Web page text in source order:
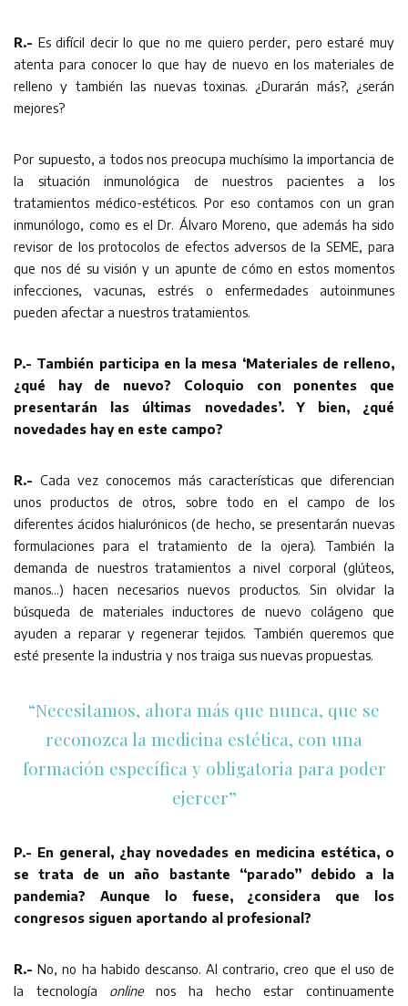
R.- Es difícil decir lo que no me quiero perder, pero estaré muy
atenta para conocer lo que hay de nuevo en los materiales de
relleno y también las nuevas toxinas. ¿Durarán más?, ¿serán
mejores?
Por supuesto, a todos nos preocupa muchísimo la importancia de
la situación inmunológica de nuestros pacientes a los
tratamientos médico-estéticos. Por eso contamos con un gran
inmunólogo, como es el Dr. Álvaro Moreno, que además ha sido
revisor de los protocolos de efectos adversos de la SEME, para
que nos dé su visión y un apunte de cómo en estos momentos
infecciones, vacunas, estrés o enfermedades autoinmunes
pueden afectar a nuestros tratamientos.
P.- También participa en la mesa ‘Materiales de relleno,
¿qué hay de nuevo? Coloquio con ponentes que
presentarán las últimas novedades’. Y bien, ¿qué
novedades hay en este campo?
R.-Cada vez conocemos más características que diferencian
unos productos de otros, sobre todo en el campo de los
diferentes ácidos hialurónicos (de hecho, se presentarán nuevas
formulaciones para el tratamiento de la ojera). También la
demanda de nuestros tratamientos a nivel corporal (glúteos,
manos…) hacen necesarios nuevos productos. Sin olvidar la
búsqueda de materiales inductores de nuevo colágeno que
ayuden a reparar y regenerar tejidos. También queremos que
esté presente la industria y nos traiga sus nuevas propuestas.
“Necesitamos, ahora más que nunca, que se
reconozca la medicina estética, con una
formación específica y obligatoria para poder
ejercer”
P.- En general, ¿hay novedades en medicina estética, o
se trata de un año bastante “parado” debido a la
pandemia? Aunque lo fuese, ¿considera que los
congresos siguen aportando al profesional?
R.- No, no ha habido descanso. Al contrario, creo que el uso de
la tecnología onlinenos ha hecho estar continuamente